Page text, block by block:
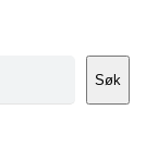
Søk